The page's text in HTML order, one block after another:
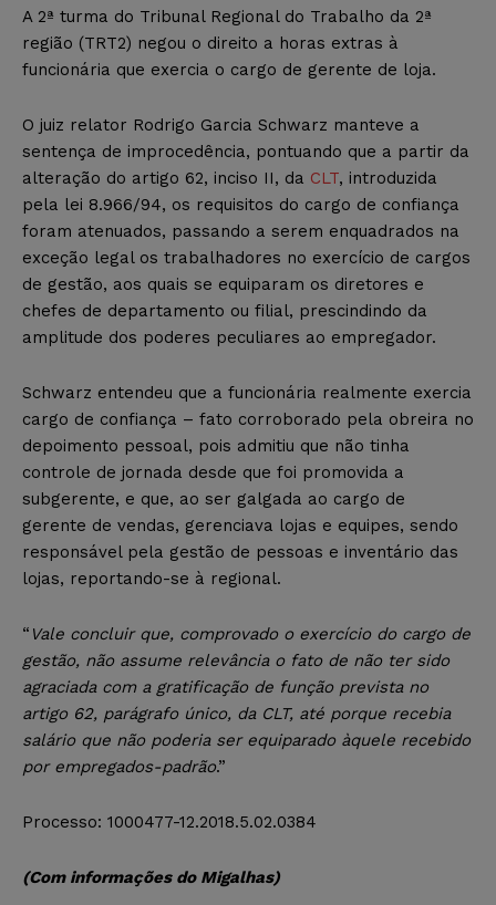
A 2ª turma do Tribunal Regional do Trabalho da 2ª
região (TRT2) negou o direito a horas extras à
funcionária que exercia o cargo de gerente de loja.
O juiz relator Rodrigo Garcia Schwarz manteve a
sentença de improcedência, pontuando que a partir da
alteração do artigo 62, inciso II, da CLT, introduzida
pela lei 8.966/94, os requisitos do cargo de confiança
foram atenuados, passando a serem enquadrados na
exceção legal os trabalhadores no exercício de cargos
de gestão, aos quais se equiparam os diretores e
chefes de departamento ou filial, prescindindo da
amplitude dos poderes peculiares ao empregador.
Schwarz entendeu que a funcionária realmente exercia
cargo de confiança – fato corroborado pela obreira no
depoimento pessoal, pois admitiu que não tinha
controle de jornada desde que foi promovida a
subgerente, e que, ao ser galgada ao cargo de
gerente de vendas, gerenciava lojas e equipes, sendo
responsável pela gestão de pessoas e inventário das
lojas, reportando-se à regional.
“ Vale concluir que, comprovado o exercício do cargo de
gestão, não assume relevância o fato de não ter sido
agraciada com a gratificação de função prevista no
artigo 62, parágrafo único, da CLT, até porque recebia
salário que não poderia ser equiparado àquele recebido
por empregados-padrão.”
Processo: 1000477-12.2018.5.02.0384
(Com informações do Migalhas)